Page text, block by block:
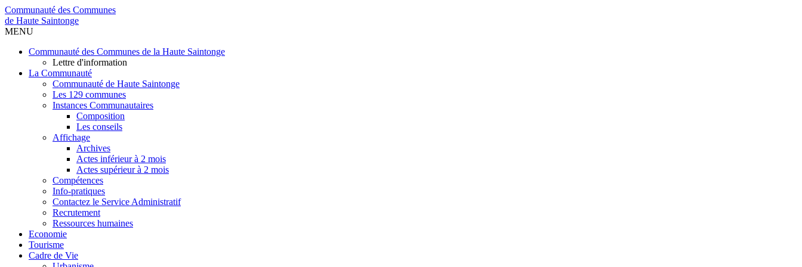
Communauté des Communes
de Haute Saintonge
MENU
Communauté des Communes de la Haute Saintonge
Lettre d'information
La Communauté
Communauté de Haute Saintonge
Les 129 communes
Instances Communautaires
Composition
Les conseils
Affichage
Archives
Actes inférieur à 2 mois
Actes supérieur à 2 mois
Compétences
Info-pratiques
Contactez le Service Administratif
Recrutement
Ressources humaines
Economie
Tourisme
Cadre de Vie